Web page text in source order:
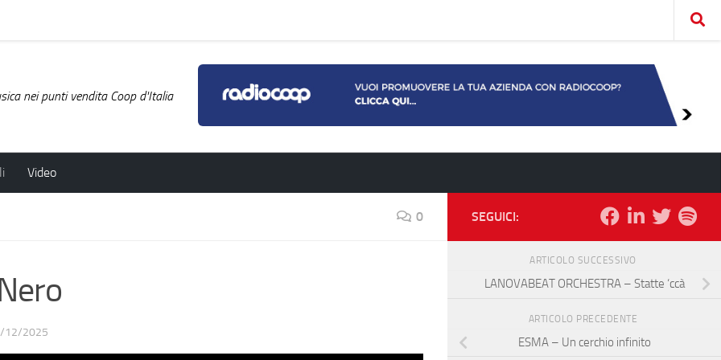
nei punti vendita Coop d'Italia
Video
0
12/2025
SEGUICI:
ARTICOLO SUCCESSIVO
LANOVABEAT ORCHESTRA – Statte ‘ccà
ARTICOLO PRECEDENTE
ESMA – Un cerchio infinito